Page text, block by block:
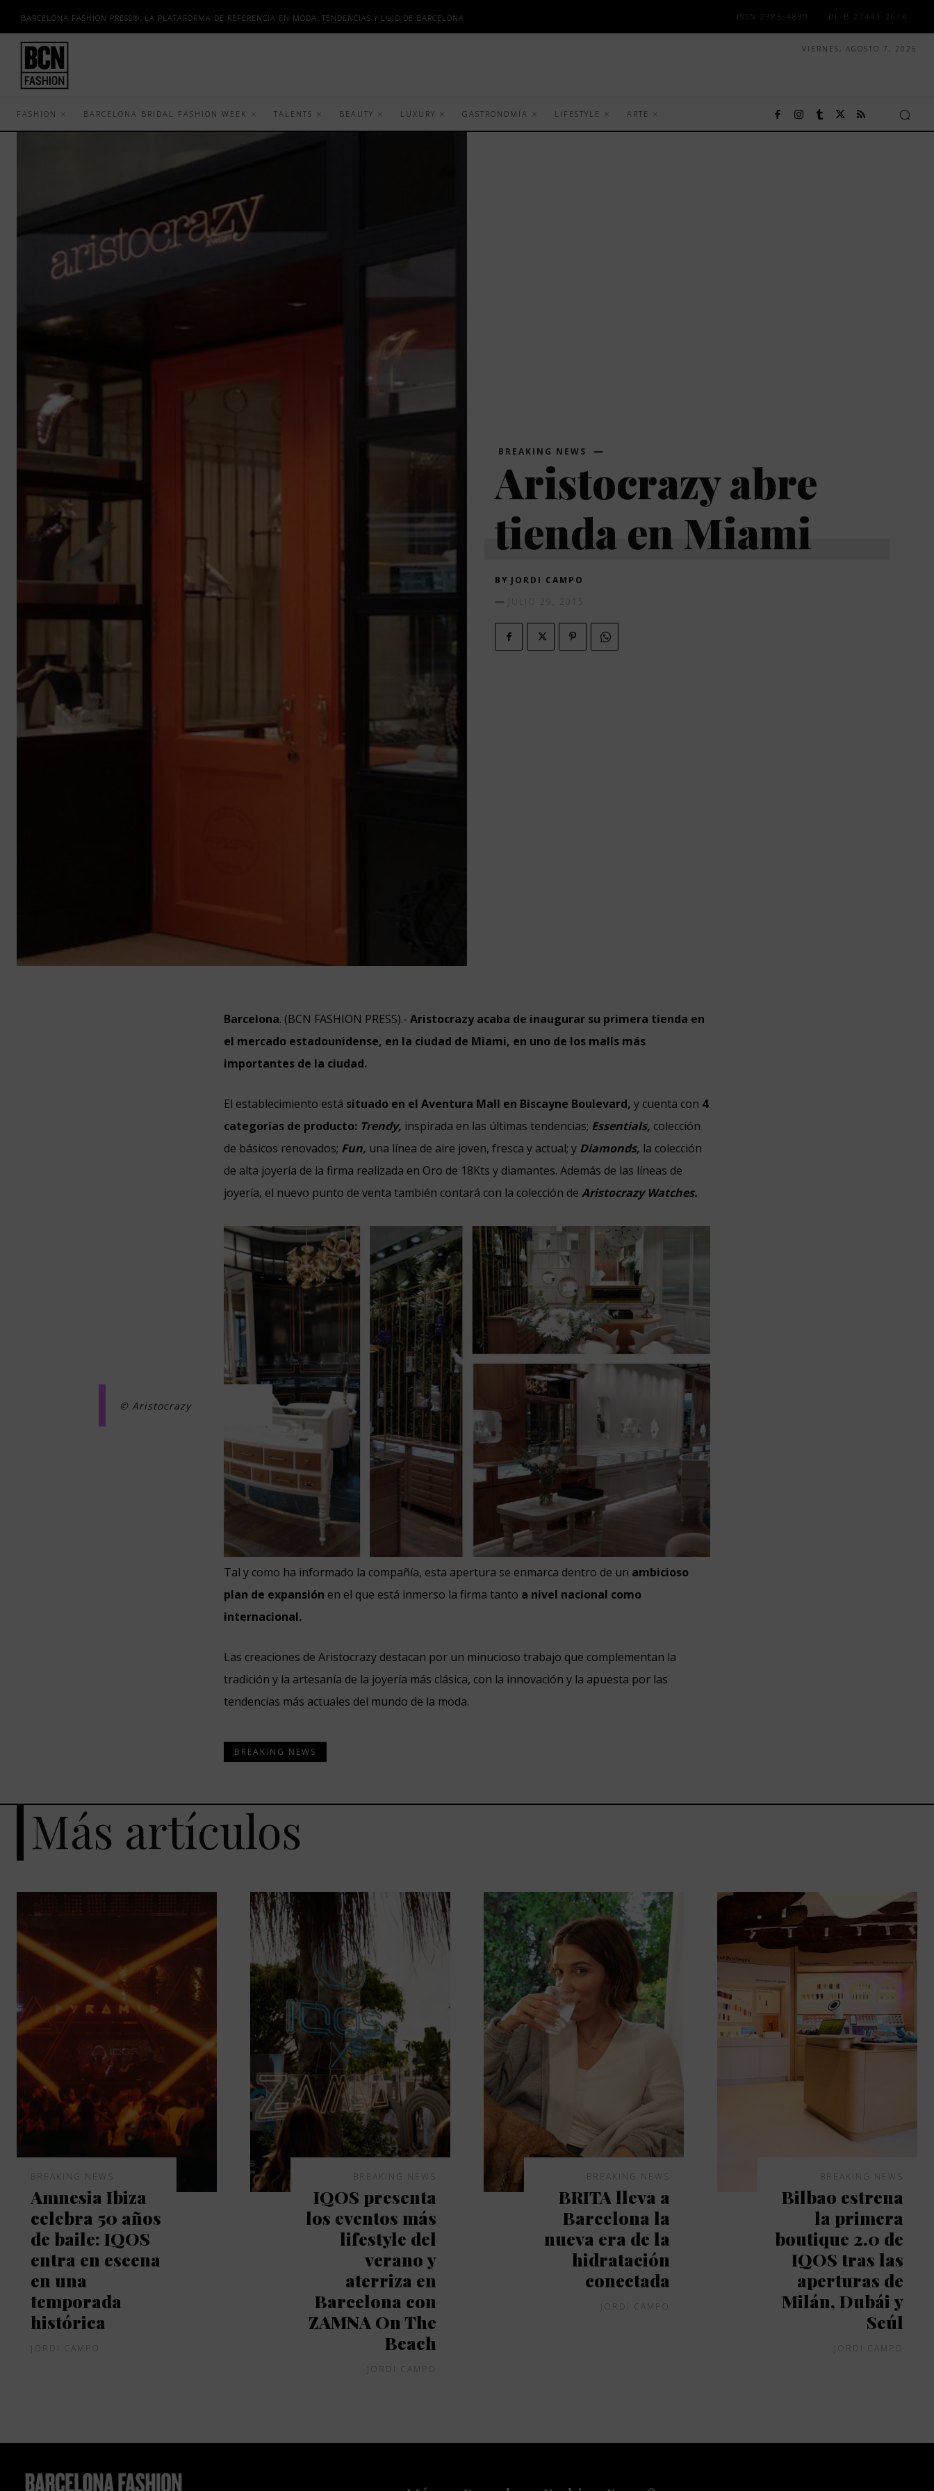
BARCELONA FASHION PRESS®, LA PLATAFORMA DE REFERENCIA EN MODA, TENDENCIAS Y LUJO DE BARCELONA ISSN 2385-4839 DL B 27443-2014
VIERNES, AGOSTO 7, 2026
FASHION BARCELONA BRIDAL FASHION WEEK TALENTS BEAUTY LUXURY GASTRONOMÍA LIFESTYLE ARTE
BREAKING NEWS
Aristocrazy abre
tienda en Miami
BY JORDI CAMPO
JULIO 29, 2015
Barcelona. (BCN FASHION PRESS).-Aristocrazy acaba de inaugurar su primera tienda en
el mercado estadounidense, en la ciudad de Miami, en uno de los malls más
importantes de la ciudad.
El establecimiento está situado en el Aventura Mall en Biscayne Boulevard, y cuenta con 4
categorías de producto: Trendy, inspirada en las últimas tendencias; Essentials, colección
de básicos renovados; Fun, una línea de aire joven, fresca y actual; y Diamonds, la colección
de alta joyería de la firma realizada en Oro de 18Kts y diamantes. Además de las líneas de
joyería, el nuevo punto de venta también contará con la colección deAristocrazy Watches.
© Aristocrazy
Tal y como ha informado la compañía, esta apertura se enmarca dentro de un ambicioso
plan de expansión en el que está inmerso la firma tanto a nivel nacional como
internacional.
Las creaciones de Aristocrazy destacan por un minucioso trabajo que complementan la
tradición y la artesanía de la joyería más clásica, con la innovación y la apuesta por las
tendencias más actuales del mundo de la moda.
BREAKING NEWS
Más artículos
BREAKING NEWS
Amnesia Ibiza
celebra 50 años
de baile: IQOS
entra en escena
en una
temporada
histórica
JORDI CAMPO
BREAKING NEWS
IQOS presenta
los eventos más
lifestyle del
verano y
aterriza en
Barcelona con
ZAMNA On The
Beach
JORDI CAMPO
BREAKING NEWS
BRITA lleva a
Barcelona la
nueva era de la
hidratación
conectada
JORDI CAMPO
BREAKING NEWS
Bilbao estrena
la primera
boutique 2.0 de
IQOS tras las
aperturas de
Milán, Dubái y
Seúl
JORDI CAMPO